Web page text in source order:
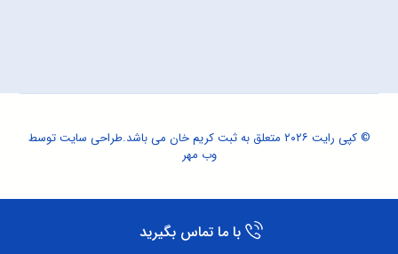
© کپی رایت ۲۰۲۶ متعلق به ثبت کریم خان می باشد. طراحی سایتتوسط
وب مهر
با ما تماس بگیرید